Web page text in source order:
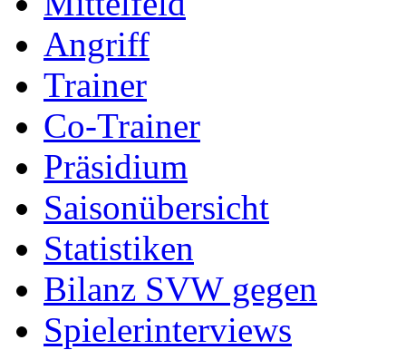
Angriff
Trainer
Co-Trainer
Präsidium
Saisonübersicht
Statistiken
Bilanz SVW gegen
Spielerinterviews